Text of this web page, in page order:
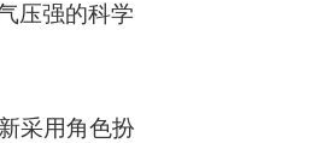
压强的科学
采用角色扮